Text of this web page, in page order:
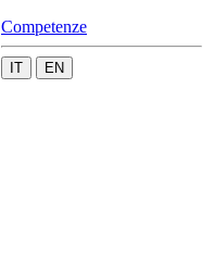
Competenze
IT EN